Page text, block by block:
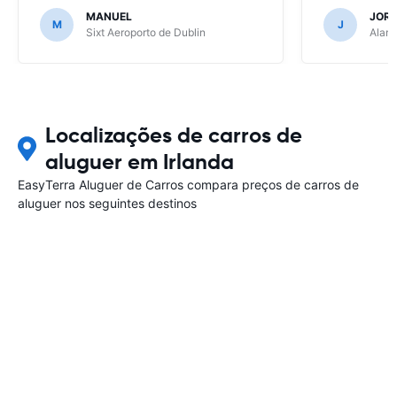
M
MANUEL
Sixt Aeroporto de Dublin
J
Localizações de carros de
aluguer em Irlanda
EasyTerra Aluguer de Carros compara preços de carros de
aluguer nos seguintes destinos